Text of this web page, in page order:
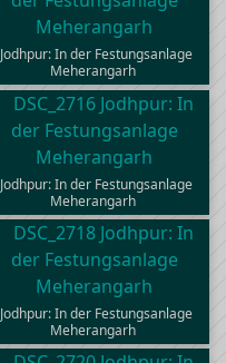
Jodhpur: In der Festungsanlage
Meherangarh
Jodhpur: In der Festungsanlage
Meherangarh
Jodhpur: In der Festungsanlage
Meherangarh